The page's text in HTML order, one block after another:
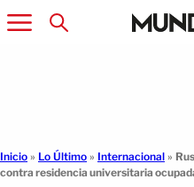
Inicio » Lo Último » Internacional »
contra residencia universitaria